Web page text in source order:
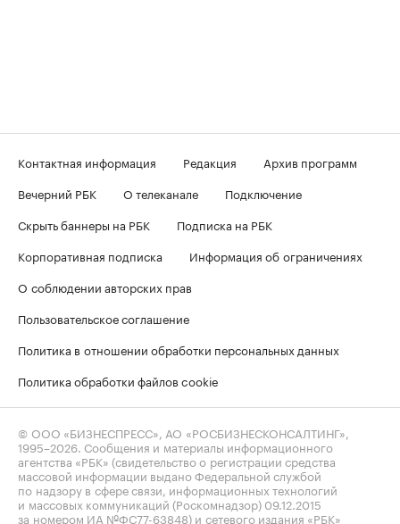
Контактная информация Редакция
Архив программ
Вечерний РБК
О телеканале
Подключение
Скрыть баннеры на РБК
Подписка на РБК
Корпоративная подписка
Информация об ограничениях
О соблюдении авторских прав
Пользовательское соглашение
Политика в отношении обработки персональных данных
Политика обработки файлов cookie
© ООО «БИЗНЕСПРЕСС», АО «РОСБИЗНЕСКОНСАЛТИНГ»,
1995–2026 . Сообщения и материалы информационного
агентства «РБК» (свидетельство о регистрации средства
массовой информации выдано Федеральной службой
по надзору в сфере связи, информационных технологий
и массовых коммуникаций (Роскомнадзор) 09.12.2015
за номером ИА №ФС77-63848) и сетевого издания «РБК»